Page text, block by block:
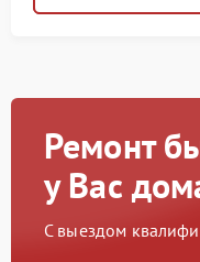
Ремонт
у Вас
С выездом